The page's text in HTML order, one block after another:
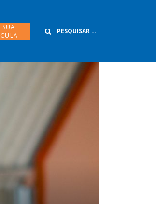
SUA